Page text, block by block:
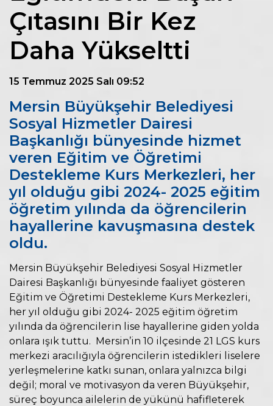
Çıtasını Bir Kez
Daha Yükseltti
15 Temmuz 2025 Salı 09:52
Mersin Büyükşehir Belediyesi
Sosyal Hizmetler Dairesi
Başkanlığı bünyesinde hizmet
veren Eğitim ve Öğretimi
Destekleme Kurs Merkezleri, her
yıl olduğu gibi 2024- 2025 eğitim
öğretim yılında da öğrencilerin
hayallerine kavuşmasına destek
oldu.
Mersin Büyükşehir Belediyesi Sosyal Hizmetler
Dairesi Başkanlığı bünyesinde faaliyet gösteren
Eğitim ve Öğretimi Destekleme Kurs Merkezleri,
her yıl olduğu gibi 2024- 2025 eğitim öğretim
yılında da öğrencilerin lise hayallerine giden yolda
onlara ışık tuttu. Mersin’in 10 ilçesinde 21 LGS kurs
merkezi aracılığıyla öğrencilerin istedikleri liselere
yerleşmelerine katkı sunan, onlara yalnızca bilgi
değil; moral ve motivasyon da veren Büyükşehir,
süreç boyunca ailelerin de yükünü hafifleterek